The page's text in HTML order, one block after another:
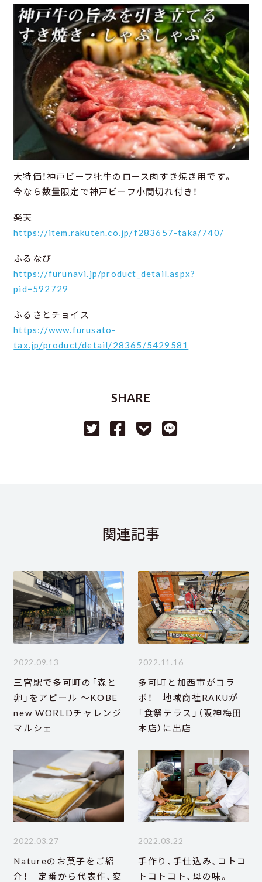
大特価！神戸ビーフ牝牛のロース肉すき焼き用です。
今なら数量限定で神戸ビーフ小間切れ付き！
楽天
https://item.rakuten.co.jp/f283657-taka/740/
ふるなび
https://furunavi.jp/product_detail.aspx?
pid=592729
ふるさとチョイス
https://www.furusato-
tax.jp/product/detail/28365/5429581
SHARE
関連記事
2022.09.13
三宮駅で多可町の「森と
卵」をアピール ～KOBE
new WORLDチャレンジ
マルシェ
2022.11.16
多可町と加西市がコラ
ボ！ 地域商社RAKUが
「食祭テラス」（阪神梅田
本店）に出店
2022.03.27
Natureのお菓子をご紹
介！ 定番から代表作、変
2022.03.22
手作り、手仕込み、コトコ
トコトコト、母の味。